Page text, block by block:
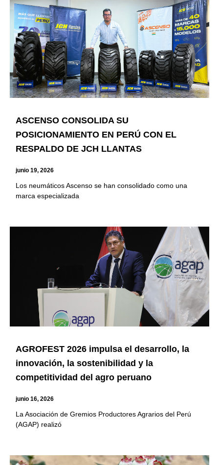
ASCENSO CONSOLIDA SU
POSICIONAMIENTO EN PERÚ CON EL
RESPALDO DE JCH LLANTAS
junio 19, 2026
Los neumáticos Ascenso se han consolidado como una
marca especializada
AGROFEST 2026 impulsa el desarrollo, la
innovación, la sostenibilidad y la
competitividad del agro peruano
junio 16, 2026
La Asociación de Gremios Productores Agrarios del Perú
(AGAP) realizó